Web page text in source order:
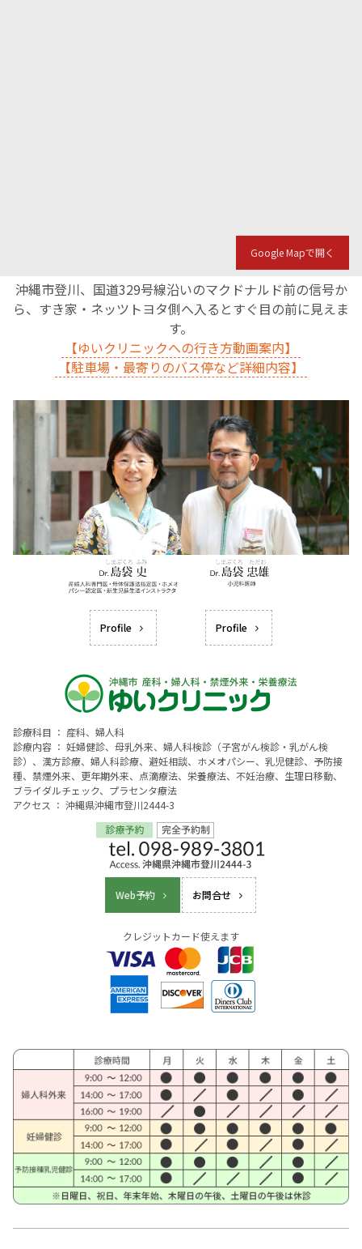
Google Mapで開く
沖縄市登川、国道329号線沿いのマクドナルド前の信号か
ら、すき家・ネッツトヨタ側へ入るとすぐ目の前に見えま
す。
【ゆいクリニックへの行き方動画案内】
【駐車場・最寄りのバス停など詳細内容】
Profile Profile
診療科目 ： 産科、婦人科
診療内容 ： 妊婦健診、母乳外来、婦人科検診（子宮がん検診・乳がん検
診）、漢方診療、婦人科診療、避妊相談、ホメオパシー、乳児健診、予防接
種、禁煙外来、更年期外来、点滴療法、栄養療法、不妊治療、生理日移動、
ブライダルチェック、プラセンタ療法
アクセス ： 沖縄県沖縄市登川2444-3
Web予約 お問合せ
クレジットカード使えます